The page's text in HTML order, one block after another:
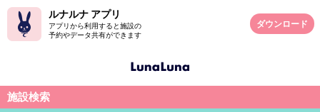
ルナルナ アプリ
アプリから利用すると施設の
予約やデータ共有ができます
ダウンロード
施設検索